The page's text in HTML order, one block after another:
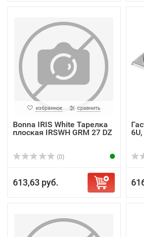
избранное сравнить
Bonna IRIS White Тарелка
плоская IRSWH GRM 27 DZ
(0)
613,63 руб.